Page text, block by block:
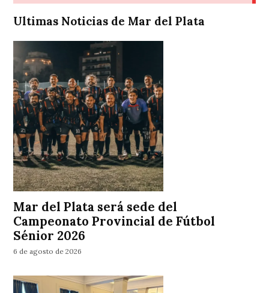
Ultimas Noticias de Mar del Plata
Mar del Plata será sede del
Campeonato Provincial de Fútbol
Sénior 2026
6 de agosto de 2026